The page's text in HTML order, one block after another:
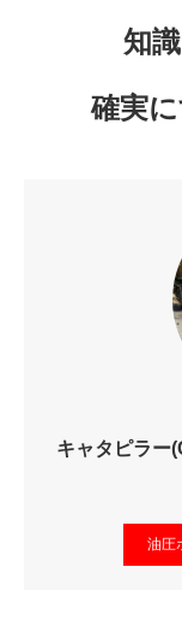
知
確実
キャタピラー
油圧